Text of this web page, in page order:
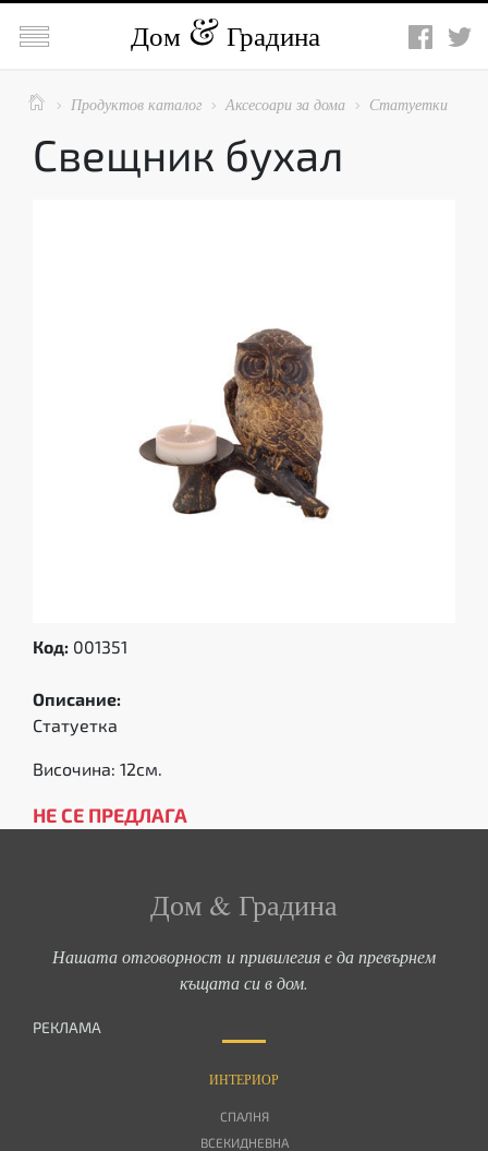
 Дом Градина
  Продуктов каталог  Аксесоари за дома  Статуетки
Свещник бухал
Код: 001351
Описание:
Статуетка
Височина: 12см.
НЕ СЕ ПРЕДЛАГА
Дом & Градина
Нашата отговорност и привилегия е да превърнем
къщата си в дом.
РЕКЛАМА
ИНТЕРИОР
СПАЛНЯ
ВСЕКИДНЕВНА